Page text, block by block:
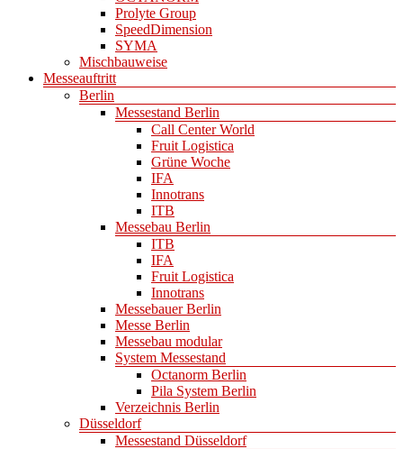
Prolyte Group
SpeedDimension
SYMA
Mischbauweise
Messeauftritt
Berlin
Messestand Berlin
Call Center World
Fruit Logistica
Grüne Woche
IFA
Innotrans
ITB
Messebau Berlin
ITB
IFA
Fruit Logistica
Innotrans
Messebauer Berlin
Messe Berlin
Messebau modular
System Messestand
Octanorm Berlin
Pila System Berlin
Verzeichnis Berlin
Düsseldorf
Messestand Düsseldorf